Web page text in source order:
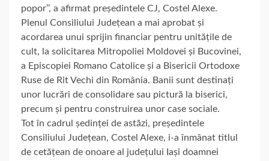
popor’’, a afirmat președintele CJ, Costel Alexe.
Plenul Consiliului Județean a mai aprobat și
acordarea unui sprijin financiar pentru unitățile de
cult, la solicitarea Mitropoliei Moldovei și Bucovinei,
a Episcopiei Romano Catolice și a Bisericii Ortodoxe
Ruse de Rit Vechi din România. Banii sunt destinați
unor lucrări de consolidare sau pictură la biserici,
precum și pentru construirea unor case sociale.
Tot în cadrul ședinței de astăzi, președintele
Consiliului Județean, Costel Alexe, i-a înmânat titlul
de cetățean de onoare al județului Iași doamnei